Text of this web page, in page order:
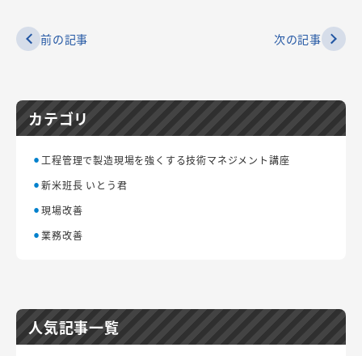
前の記事 次の記事
カテゴリ
工程管理で製造現場を強くする技術マネジメント講座
新米班長 いとう君
現場改善
業務改善
人気記事一覧